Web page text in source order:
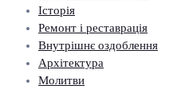
Історія
Ремонт і реставрація
Внутрішнє оздоблення
Архітектура
Молитви